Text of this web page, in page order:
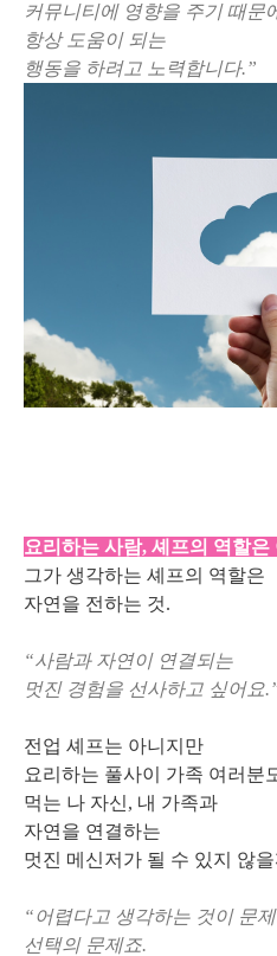
커뮤니티에 영향을 주기 때문
항상 도움이 되는
행동을 하려고 노력합니다.”
요리하는 사람, 셰프의 역할은
그가 생각하는 셰프의 역할은
자연을 전하는 것.
“사람과 자연이 연결되는
멋진 경험을 선사하고 싶어요
전업 셰프는 아니지만
요리하는 풀사이 가족 여러분
먹는 나 자신, 내 가족과
자연을 연결하는
멋진 메신저가 될 수 있지 않
“어렵다고 생각하는 것이 문
선택의 문제죠.